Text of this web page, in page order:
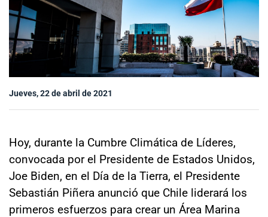
Sala de prensa
modo claro
Jueves, 22 de abril de 2021
Hoy, durante la Cumbre Climática de Líderes,
convocada por el Presidente de Estados Unidos,
Joe Biden, en el Día de la Tierra, el Presidente
Sebastián Piñera anunció que Chile liderará los
primeros esfuerzos para crear un Área Marina